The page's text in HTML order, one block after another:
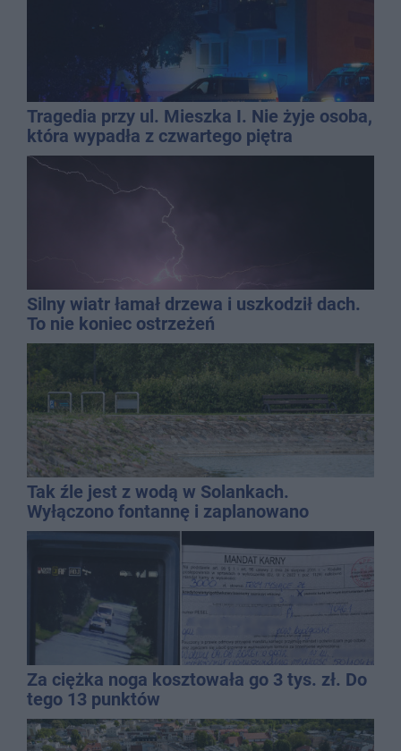
Tragedia przy ul. Mieszka I. Nie żyje osoba,
która wypadła z czwartego piętra
Silny wiatr łamał drzewa i uszkodził dach.
To nie koniec ostrzeżeń
Tak źle jest z wodą w Solankach.
Wyłączono fontannę i zaplanowano
dolewkę
Za ciężka noga kosztowała go 3 tys. zł. Do
tego 13 punktów